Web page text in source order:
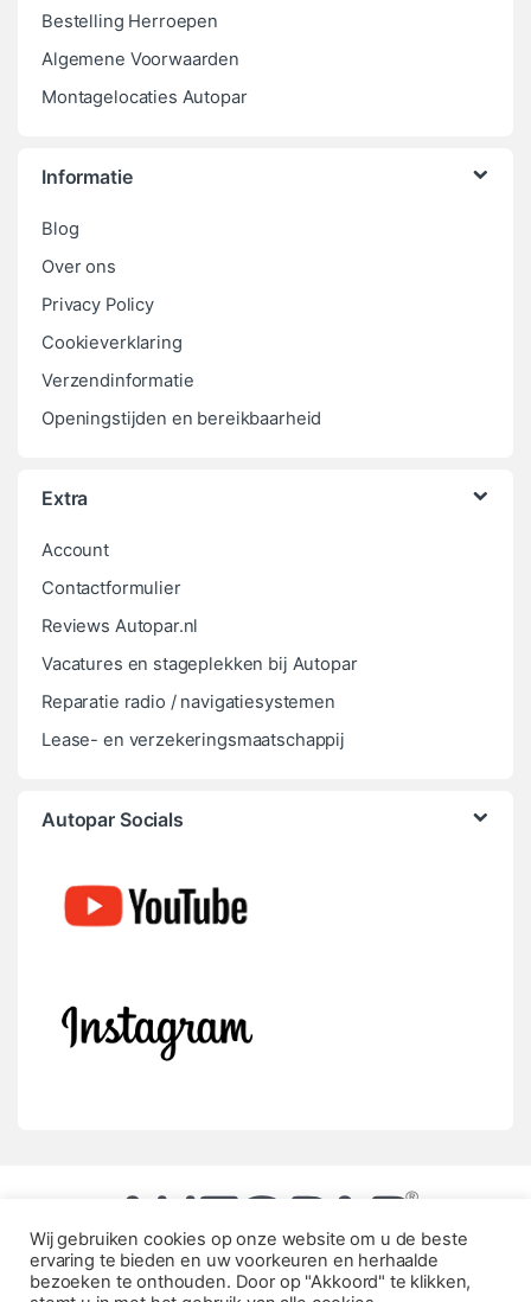
Bestelling Herroepen
Algemene Voorwaarden
Montagelocaties Autopar
Informatie
Blog
Over ons
Privacy Policy
Cookieverklaring
Verzendinformatie
Openingstijden en bereikbaarheid
Extra
Account
Contactformulier
Reviews Autopar.nl
Vacatures en stageplekken bij Autopar
Reparatie radio / navigatiesystemen
Lease- en verzekeringsmaatschappij
Autopar Socials
Wij gebruiken cookies op onze website om u de beste
ervaring te bieden en uw voorkeuren en herhaalde
bezoeken te onthouden. Door op "Akkoord" te klikken,